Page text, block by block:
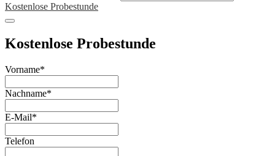
Kostenlose Probestunde
Kostenlose Probestunde
Vorname*
Nachname*
E-Mail*
Telefon